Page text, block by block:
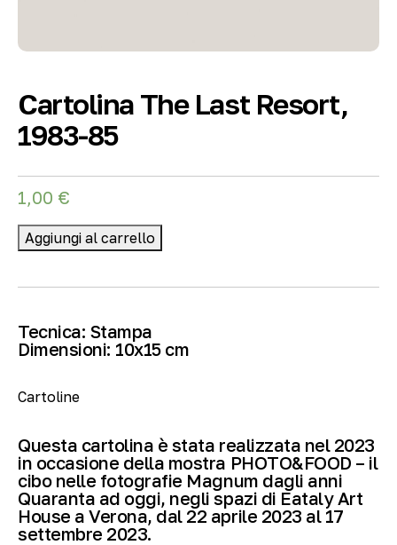
Cartolina The Last Resort,
1983-85
1,00 €
Aggiungi al carrello
Tecnica: Stampa
Dimensioni: 10x15 cm
Cartoline
Questa cartolina è stata realizzata nel 2023
in occasione della mostra PHOTO&FOOD – il
cibo nelle fotografie Magnum dagli anni
Quaranta ad oggi, negli spazi di Eataly Art
House a Verona, dal 22 aprile 2023 al 17
settembre 2023.